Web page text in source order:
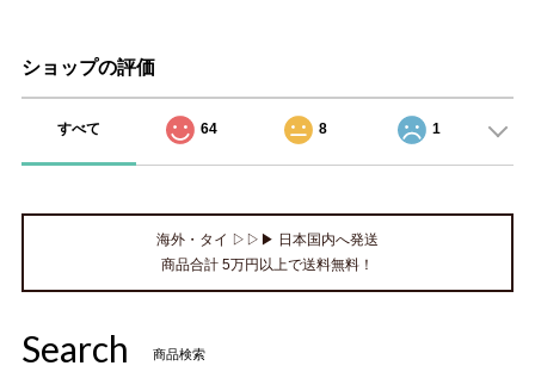
ショップの評価
すべて 64 8 1
海外・タイ ▷▷▶ 日本国内へ発送
商品合計 5万円以上で送料無料！
Search 商品検索